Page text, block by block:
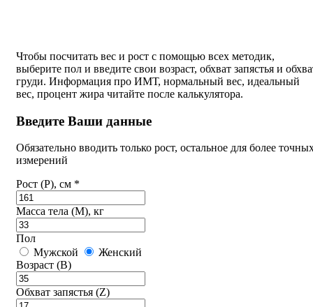
Чтобы посчитать вес и рост с помощью всех методик,
выберите пол и введите свои возраст, обхват запястья и
груди. Информация про ИМТ, нормальный вес, идеальный
вес, процент жира читайте после калькулятора.
Введите Ваши данные
Обязательно вводить только рост, остальное для более
измерений
Рост (P), см *
Масса тела (M), кг
Пол
Мужской
Женский
Возраст (B)
Обхват запястья (Z)